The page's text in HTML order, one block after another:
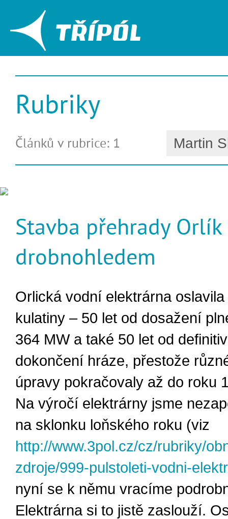
Rubriky
Článků v rubrice: 1
Stavba přehrady
drobnohledem
Orlická vodní elektrárna
kulatiny – 50 let od dosažení
364 MW a také 50 let od
dokončení hráze, přestože
úpravy pokračovaly až do roku
Na výročí elektrárny jsme
na sklonku loňského roku (viz
http://www.3pol.cz/cz/rubriky/
zdroje/999-pulstoleti-vodni-
nyní se k němu vracíme
Elektrárna si to jistě zaslouží.